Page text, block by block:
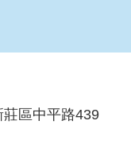
區中平路439